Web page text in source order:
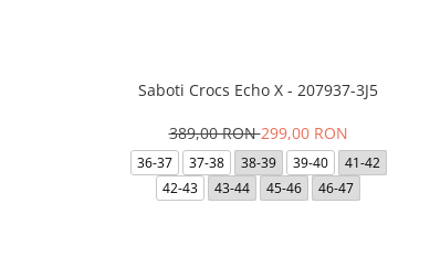
Saboti Crocs Echo X - 207937-3J5
389,00 RON299,00 RON
36-37 37-38 38-39 39-40
41-42
42-43
43-44 45-46 46-47